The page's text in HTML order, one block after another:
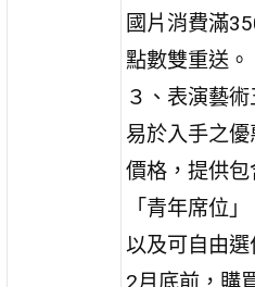
國片消費滿
點數雙重送。
３、表演藝
易於入手之優
價格，提供
「青年席位」
以及可自由